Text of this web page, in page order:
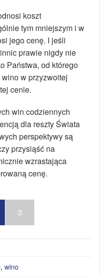
koszt
tym mniejszym i w
jego cenę. I jeśli
prawie nigdy nie
Państwa, od którego
w przyzwoitej
cenie.
win codziennych
dla reszty Świata
perspektywy są
przysiąść na
wzrastająca
cenę.
3
, wino